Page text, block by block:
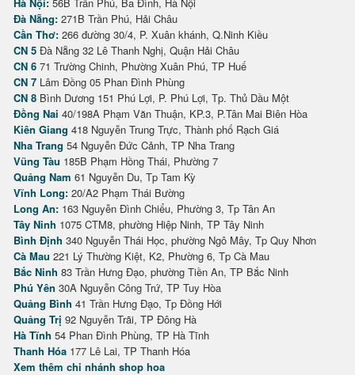
Đà Nẵng: 271B Trần Phú, Hải Châu
Cần Thơ: 266 đường 30/4, P. Xuân khánh, Q.Ninh Kiều
CN 5 Đà Nẵng 32 Lê Thanh Nghị, Quận Hải Châu
CN 6 71 Trường Chinh, Phường Xuân Phú, TP Huế
CN 7 Lâm Đồng 05 Phan Đình Phùng
CN 8 Bình Dương 151 Phú Lợi, P. Phú Lợi, Tp. Thủ Dầu Một
Đồng Nai 40/198A Phạm Văn Thuận, KP.3, P.Tân Mai Biên Hòa
Kiên Giang 418 Nguyễn Trung Trực, Thành phố Rạch Giá
Nha Trang 54 Nguyễn Đức Cảnh, TP Nha Trang
Vũng Tàu 185B Phạm Hồng Thái, Phường 7
Quảng Nam 61 Nguyễn Du, Tp Tam Kỳ
Vĩnh Long: 20/A2 Phạm Thái Bường
Long An: 163 Nguyễn Đình Chiểu, Phường 3, Tp Tân An
Tây Ninh 1075 CTM8, phường Hiệp Ninh, TP Tây Ninh
Bình Định 340 Nguyễn Thái Học, phường Ngô Mây, Tp Quy Nhơn
Cà Mau 221 Lý Thường Kiệt, K2, Phường 6, Tp Cà Mau
Bắc Ninh 83 Trần Hưng Đạo, phường Tiền An, TP Bắc Ninh
Phú Yên 30A Nguyễn Công Trứ, TP Tuy Hòa
Quảng Bình 41 Trần Hưng Đạo, Tp Đồng Hới
Quảng Trị 92 Nguyễn Trãi, TP Đông Hà
Hà Tĩnh 54 Phan Đình Phùng, TP Hà Tĩnh
Thanh Hóa 177 Lê Lai, TP Thanh Hóa
Xem thêm chi nhánh shop hoa